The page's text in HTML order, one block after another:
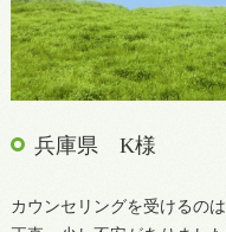
兵庫県 K様
カウンセリングを受けるの